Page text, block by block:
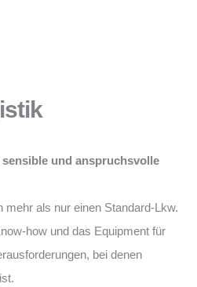
und anspruchsvolle
mehr als nur einen Standard-Lkw.
how und das Equipment für
bei denen